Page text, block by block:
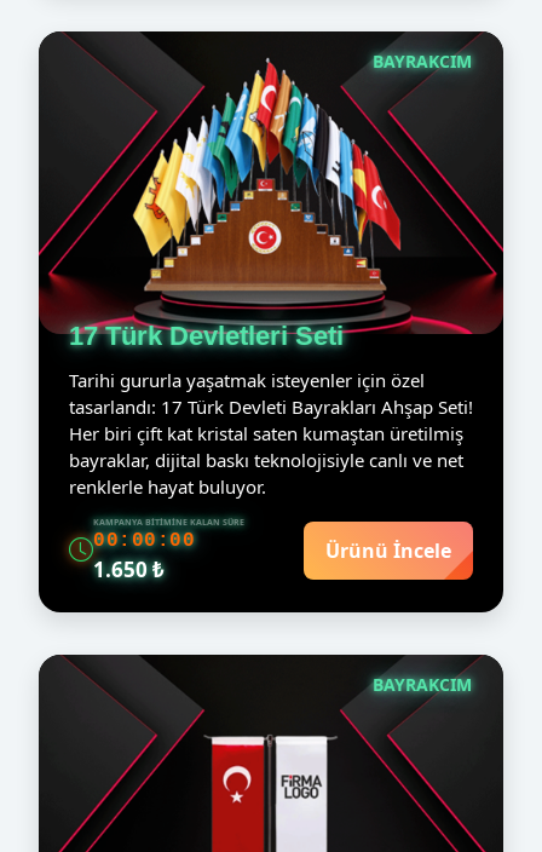
BAYRAKCIM
17 Türk Devletleri Seti
Tarihi gururla yaşatmak isteyenler için özel
tasarlandı: 17 Türk Devleti Bayrakları Ahşap Seti!
Her biri çift kat kristal saten kumaştan üretilmiş
bayraklar, dijital baskı teknolojisiyle canlı ve net
renklerle hayat buluyor.
KAMPANYA BITIMINE KALAN SÜRE
00:00:00
1.650 ₺
Ürünü İncele
BAYRAKCIM